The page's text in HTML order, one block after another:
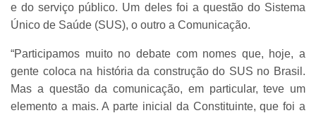
e do serviço público. Um deles foi a questão do Sistema
Único de Saúde (SUS), o outro a Comunicação.
“Participamos muito no debate com nomes que, hoje, a
gente coloca na história da construção do SUS no Brasil.
Mas a questão da comunicação, em particular, teve um
elemento a mais. A parte inicial da Constituinte, que foi a